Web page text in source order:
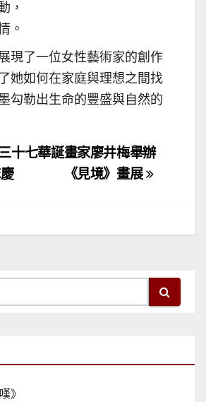
，
。
現了一位女性藝術家的創作
她如何在家庭與理想之間找
勾勒出生命的豐盛與自然的
畫家廖井梅舉辦
《見境》畫展
十七華誕
》